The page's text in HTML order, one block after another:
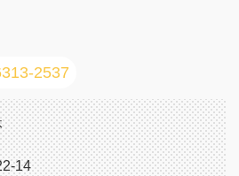
2537
14